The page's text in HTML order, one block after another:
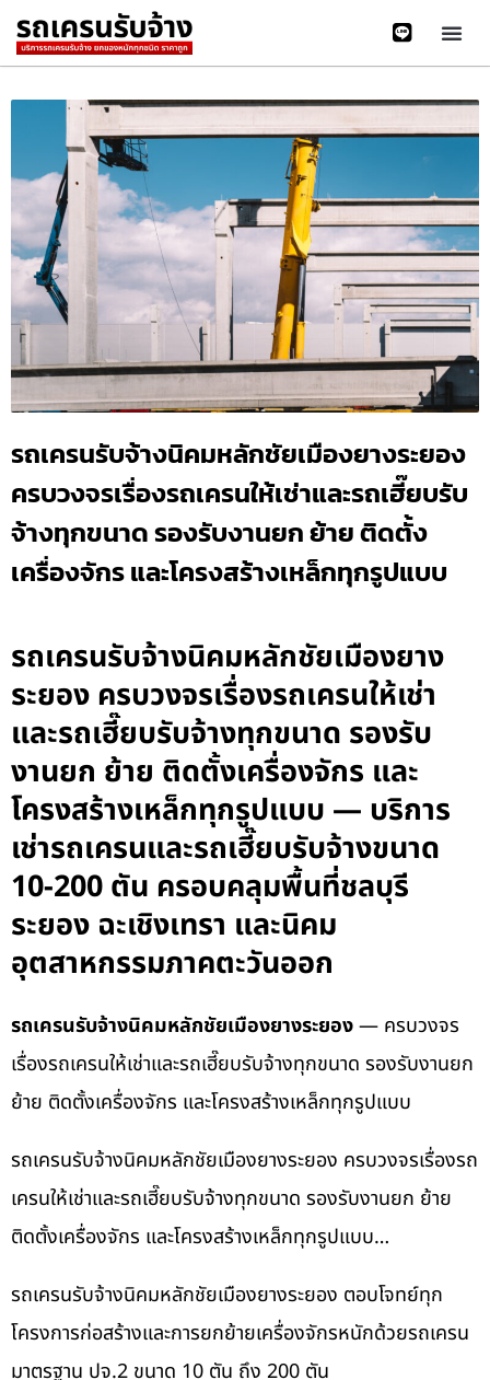
รถเครนรับจ้างนิคมหลักชัยเมืองยางระยอง
ครบวงจรเรื่องรถเครนให้เช่าและรถเฮี๊ยบรับ
จ้างทุกขนาด รองรับงานยก ย้าย ติดตั้ง
เครื่องจักร และโครงสร้างเหล็กทุกรูปแบบ
รถเครนรับจ้างนิคมหลักชัยเมืองยาง
ระยอง ครบวงจรเรื่องรถเครนให้เช่า
และรถเฮี๊ยบรับจ้างทุกขนาด รองรับ
งานยก ย้าย ติดตั้งเครื่องจักร และ
โครงสร้างเหล็กทุกรูปแบบ — บริการ
เช่ารถเครนและรถเฮี๊ยบรับจ้างขนาด
10-200 ตัน ครอบคลุมพื้นที่ชลบุรี
ระยอง ฉะเชิงเทรา และนิคม
อุตสาหกรรมภาคตะวันออก
รถเครนรับจ้างนิคมหลักชัยเมืองยางระยอง— ครบวงจร
เรื่องรถเครนให้เช่าและรถเฮี๊ยบรับจ้างทุกขนาด รองรับงานยก
ย้าย ติดตั้งเครื่องจักร และโครงสร้างเหล็กทุกรูปแบบ
รถเครนรับจ้างนิคมหลักชัยเมืองยางระยอง ครบวงจรเรื่องรถ
เครนให้เช่าและรถเฮี๊ยบรับจ้างทุกขนาด รองรับงานยก ย้าย
ติดตั้งเครื่องจักร และโครงสร้างเหล็กทุกรูปแบบ…
รถเครนรับจ้างนิคมหลักชัยเมืองยางระยอง ตอบโจทย์ทุก
โครงการก่อสร้างและการยกย้ายเครื่องจักรหนักด้วยรถเครน
มาตรฐาน ปจ.2 ขนาด 10 ตัน ถึง 200 ตัน